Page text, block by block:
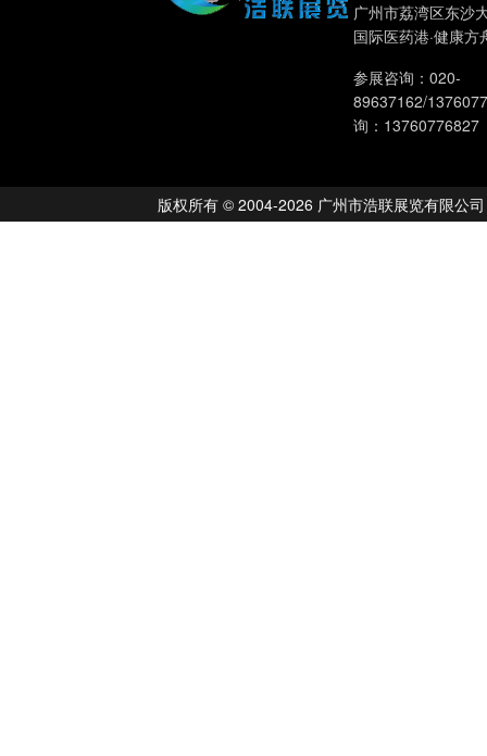
广州市荔湾区东沙
国际医药港·健康方
参展咨询：020-
89637162/
询：13760776827
版权所有 © 2004-2026 广州市浩联展览有限公